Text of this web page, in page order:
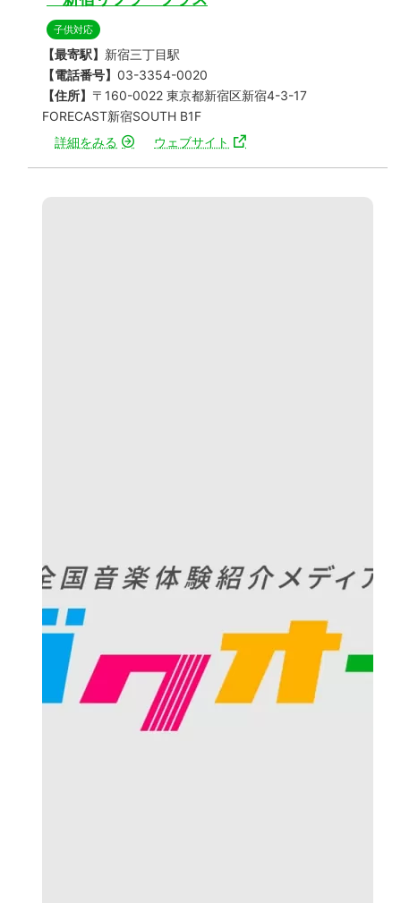
子供対応
【最寄駅】 新宿三丁目駅
【電話番号】 03-3354-0020
【住所】 〒160-0022 東京都新宿区新宿4-3-17
FORECAST新宿SOUTH B1F
詳細をみる
ウェブサイト